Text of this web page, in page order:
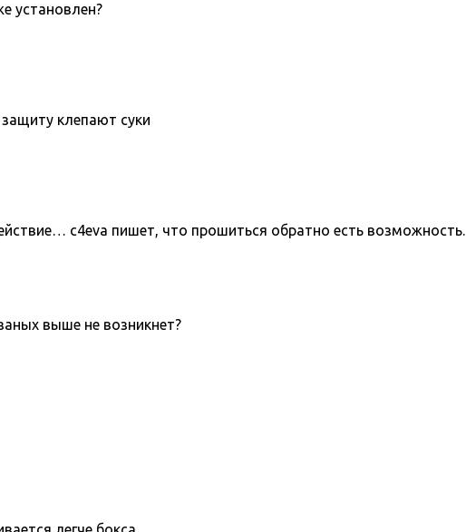
установлен?
клепают суки
c4eva пишет, что прошиться обратно есть возможность.
выше не возникнет?